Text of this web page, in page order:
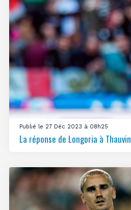
Publié le 27 Déc 2023 à 08h25
La réponse de Longoria à Thauvin